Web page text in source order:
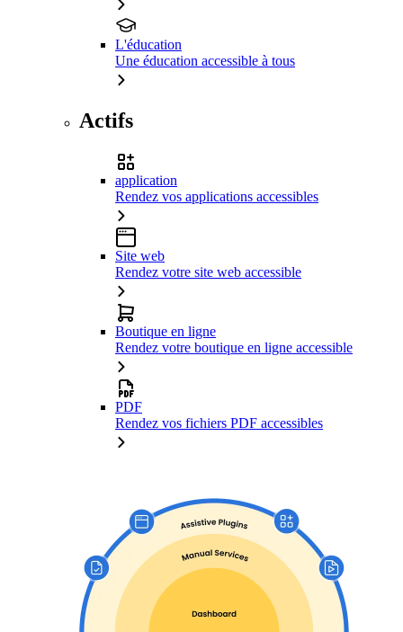
L'éducation
Une éducation accessible à tous
Actifs
application
Rendez vos applications accessibles
Site web
Rendez votre site web accessible
Boutique en ligne
Rendez votre boutique en ligne accessible
PDF
Rendez vos fichiers PDF accessibles